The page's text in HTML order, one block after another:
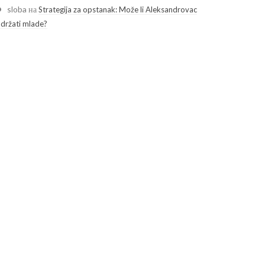
sloba наStrategija za opstanak: Može li Aleksandrovac
mlade?